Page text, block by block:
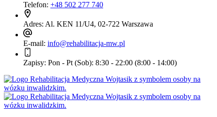
Telefon: +48 502 277 740
Adres: Al. KEN 11/U4, 02-722 Warszawa
E-mail: info@rehabilitacja-mw.pl
Zapisy: Pon - Pt (Sob): 8:30 - 22:00 (8:00 - 14:00)